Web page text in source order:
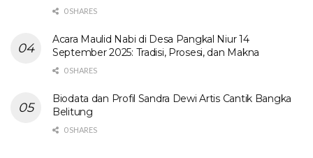
0 SHARES
Acara Maulid Nabi di Desa Pangkal Niur 14
September 2025: Tradisi, Prosesi, dan Makna
0 SHARES
Biodata dan Profil Sandra Dewi Artis Cantik Bangka
Belitung
0 SHARES